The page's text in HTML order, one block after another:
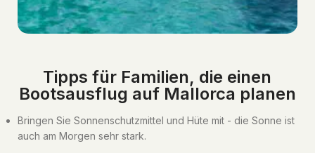
Tipps für Familien, die einen
Bootsausflug auf Mallorca planen
Bringen Sie Sonnenschutzmittel und Hüte mit - die Sonne ist
auch am Morgen sehr stark.